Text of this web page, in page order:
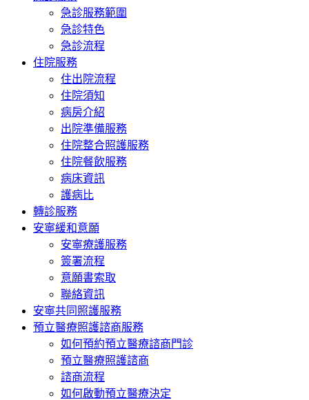
急診服務範圍
急診特色
急診流程
住院服務
住出院流程
住院須知
病房介紹
出院準備服務
住院整合照護服務
住院餐飲服務
病床資訊
護病比
轉診服務
安寧緩和意願
安寧療護服務
簽署流程
意願書索取
聯絡資訊
安寧共同照護服務
預立醫療照護諮商服務
如何預約預立醫療諮商門診
預立醫療照護諮商
諮商流程
如何啟動預立醫療決定